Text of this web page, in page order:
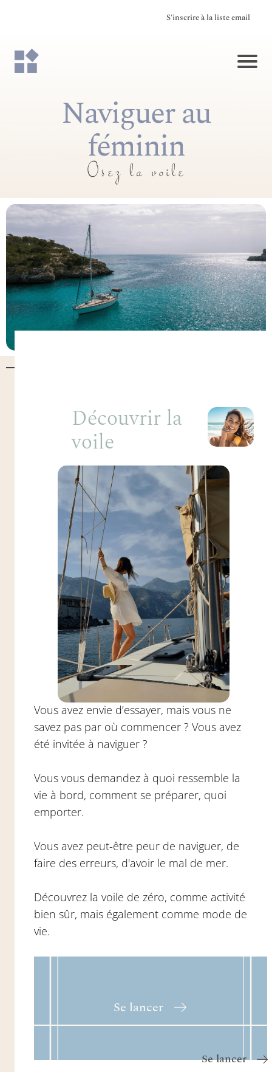
S'inscrire à la liste email
Naviguer au
féminin
Osez la voile
Découvrir la
voile
Vous avez envie d’essayer, mais vous ne
savez pas par où commencer ? Vous avez
été invitée à naviguer ?
Vous vous demandez à quoi ressemble la
vie à bord, comment se préparer, quoi
emporter.
Vous avez peut-être peur de naviguer, de
faire des erreurs, d'avoir le mal de mer.
Découvrez la voile de zéro, comme activité
bien sûr, mais également comme mode de
vie.
Se lancer
Se lancer